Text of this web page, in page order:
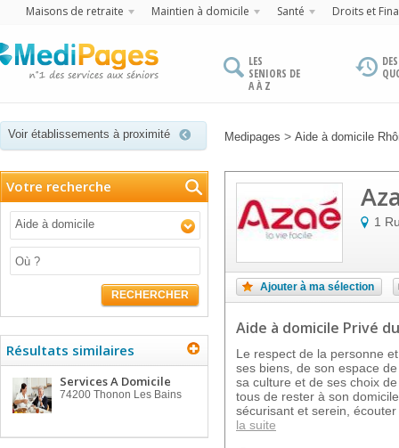
Maisons de retraite Maintien à domicile Santé Droits et
LES
SENIORS DE
A À Z
Voir établissements à proximité Medipages > Aide à domicile
Votre recherche
Aide à domicile
RECHERCHER
Résultats similaires
Services A Domicile
74200 Thonon Les Bains
1
Ajouter à ma sélection
Aide à domicile Privé
Le respect de la personne
ses biens, de son espace
sa culture et de ses choix
tous de rester à son
sécurisant et serein,
la suite